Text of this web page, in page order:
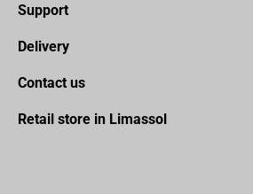
Support
Delivery
Contact us
Retail store in Limassol